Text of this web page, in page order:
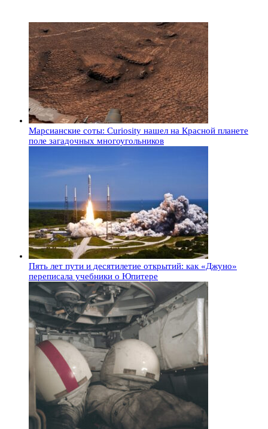
Марсианские соты: Curiosity нашел на Красной планете
поле загадочных многоугольников
Пять лет пути и десятилетие открытий: как «Джуно»
переписала учебники о Юпитере